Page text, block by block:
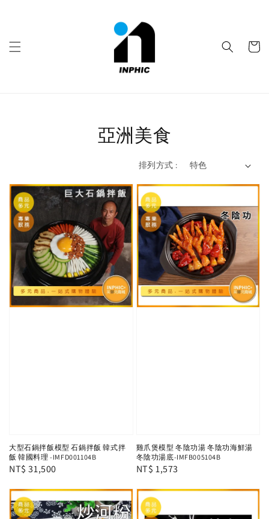
亞洲美食
排列方式 :
大型石鍋拌飯模型 石鍋拌飯 韓式拌
飯 韓國料理 -IMFD001104B
Regular
NT$ 31,500
雞爪煲模型 冬陰功湯 冬陰功海鮮湯
冬陰功湯底-IMFB005104B
Regular
NT$ 1,573